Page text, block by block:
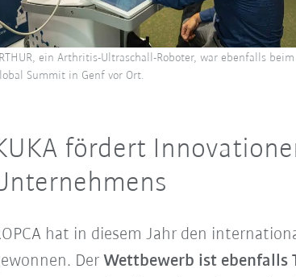
ein Arthritis-Ultraschall-Roboter, war ebenfalls beim
Summit in Genf vor Ort.
fördert
hat in diesem Jahr den
Der Wettbewerb ist ebenfalls